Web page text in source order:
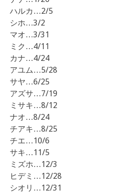
ハルカ…2/5
シホ…3/2
マオ…3/31
ミク…4/11
カナ…4/24
アユム…5/28
サヤ…6/25
アズサ…7/19
ミサキ…8/12
ナオ…8/24
チアキ…8/25
チエ…10/6
サキ…11/5
ミズホ…12/3
ヒデミ…12/28
シオリ…12/31